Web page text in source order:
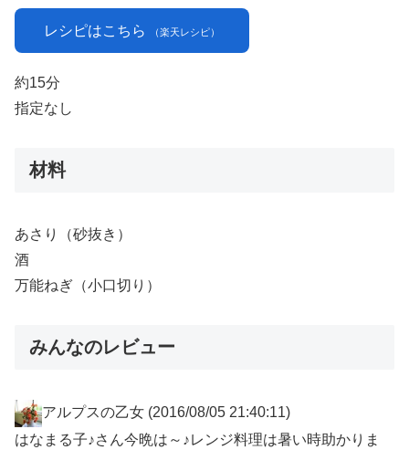
レシピはこちら （楽天レシピ）
約15分
指定なし
材料
あさり（砂抜き）
酒
万能ねぎ（小口切り）
みんなのレビュー
アルプスの乙女 (2016/08/05 21:40:11)
はなまる子♪さん今晩は～♪レンジ料理は暑い時助かりま